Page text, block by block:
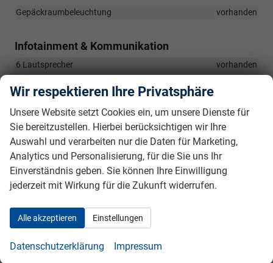
Gepäckraumbeleuchtung vorhanden
Infotainment & Kommunikation
6 Lautsprecher
vorhanden
USB-C-Anschluss am Innenspiegel
Induktive Aufladefunktion für Smartphones
vorhanden
e-Call Notrufsystem
vorhanden
vorhanden
2x USB-Anschluss (Typ-C) vorn
vorhanden
8,2" Infotainmentsystem, Kapazitives Multitouch-Display
Digitaler Radioempfang (DAB+)
Wireless-SmartLink (Android Auto, Apple CarPlay)
Telefonfreisprecheinrichtung Bluetooth
Wir respektieren Ihre Privatsphäre
Unsere Website setzt Cookies ein, um unsere Dienste für
Sie bereitzustellen. Hierbei berücksichtigen wir Ihre
Auswahl und verarbeiten nur die Daten für Marketing,
Analytics und Personalisierung, für die Sie uns Ihr
Einverständnis geben. Sie können Ihre Einwilligung
jederzeit mit Wirkung für die Zukunft widerrufen.
Alle akzeptieren Einstellungen
Datenschutzerklärung Impressum